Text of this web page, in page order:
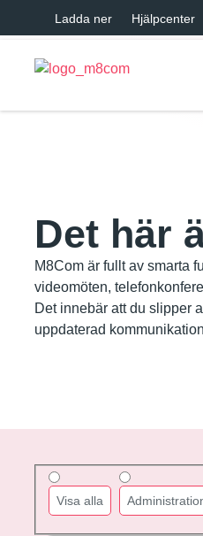
Ladda ner Hjälpcenter
Det här
M8Com är fullt av smarta
videomöten,
Det innebär att du slipper
uppdaterad
Visa alla